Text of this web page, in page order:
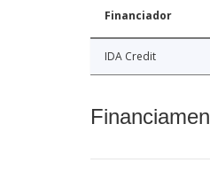
Financiador
IDA Credit